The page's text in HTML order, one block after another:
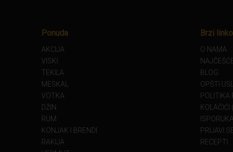
Ponuda
AKCIJA
VISKI
TEKILA
MESKAL
VOTKA
DŽIN
RUM
KONJAK I BRENDI
RAKIJA
Brzi
O NAMA
BLOG
OPŠTI
POLITIKA
ISPORUKA
PRIJAVI
RECEPTI